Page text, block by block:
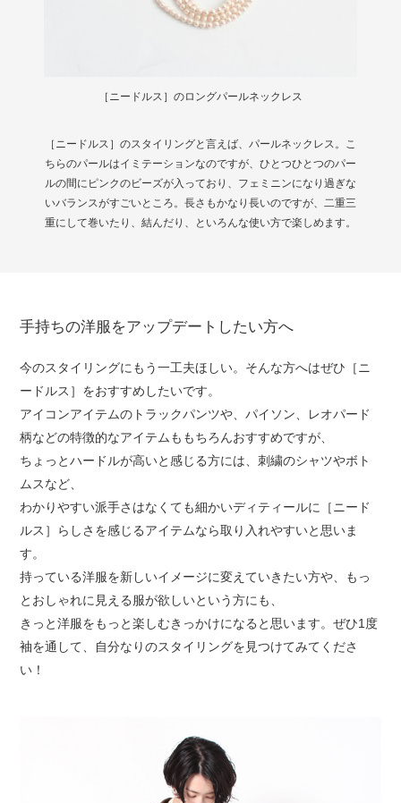
［ニードルス］のロングパールネックレス
［ニードルス］のスタイリングと言えば、パールネックレス。こ
ちらのパールはイミテーションなのですが、ひとつひとつのパー
ルの間にピンクのビーズが入っており、フェミニンになり過ぎな
いバランスがすごいところ。長さもかなり長いのですが、二重三
重にして巻いたり、結んだり、といろんな使い方で楽しめます。
手持ちの洋服をアップデートしたい方へ
今のスタイリングにもう一工夫ほしい。そんな方へはぜひ［ニ
ードルス］をおすすめしたいです。
アイコンアイテムのトラックパンツや、パイソン、レオパード
柄などの特徴的なアイテムももちろんおすすめですが、
ちょっとハードルが高いと感じる方には、刺繍のシャツやボト
ムスなど、
わかりやすい派手さはなくても細かいディティールに［ニード
ルス］らしさを感じるアイテムなら取り入れやすいと思いま
す。
持っている洋服を新しいイメージに変えていきたい方や、もっ
とおしゃれに見える服が欲しいという方にも、
きっと洋服をもっと楽しむきっかけになると思います。ぜひ1度
袖を通して、自分なりのスタイリングを見つけてみてくださ
い！